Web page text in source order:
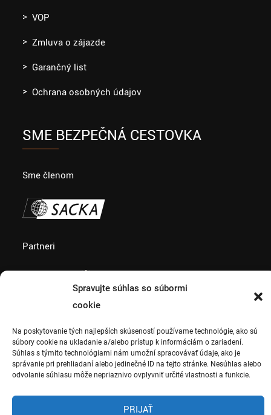
Spravujte súhlas so súbormi
cookie
Na poskytovanie tých najlepších skúseností používame technológie, ako sú
súbory cookie na ukladanie a/alebo prístup k informáciám o zariadení.
Súhlas s týmito technológiami nám umožní spracovávať údaje, ako je
správanie pri prehliadaní alebo jedinečné ID na tejto stránke. Nesúhlas alebo
odvolanie súhlasu môže nepriaznivo ovplyvniť určité vlastnosti a funkcie.
PRIJAŤ
VOP
Zmluva o zájazde
Garančný list
Ochrana osobných údajov
SME BEZPEČNÁ CESTOVKA
Sme členom
Partneri
Copyright 2018 © CK